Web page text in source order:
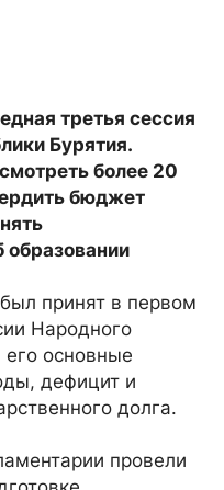
третья сессия
Бурятия.
более 20
бюджет
образовании
принят в первом
Народного
основные
дефицит и
долга.
провели